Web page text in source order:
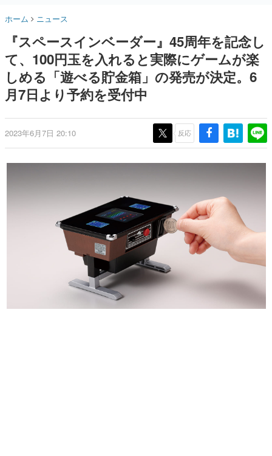
名作ゲームクリエイターの方々に製作時のエピソードをお
きます。
赫本
この物語を解いてはいけない。『赫本』は、〈試験問題〉
の形をした短編ホラー小説集です。
これからのデジタルゲーム市場を担う若きクリエイター達
の姿を追い、彼らのルーツと情熱を探っていきます。
ゲームに多大な影響を受けた作家さんに取材し、ゲームが
日本モバイルゲーム産業史
日本のモバイルゲーム史における主要なトピック・タイト
ルを網羅するほか、開発者へのインタビューや識者による
解説を掲載。約20年の歴史が一望できる決定版！
若ゲのいたり〜ゲームクリエイターの青春〜
『うつヌケ』『ペンと箸』等で知られるマンガ家・田中圭
一先生によるゲーム業界レポートマンガです。
なんでゲームは面白い？
ホーム ニュース
『スペースインベーダー』45周年を記念し
て、100円玉を入れると実際にゲームが楽
しめる「遊べる貯金箱」の発売が決定。6
月7日より予約を受付中
2023年6月7日 20:10 反応